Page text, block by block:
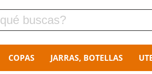
COPAS JARRAS, BOTELLAS